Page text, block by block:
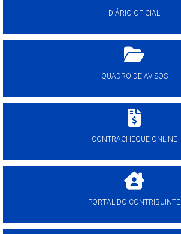
DIÁRIO OFICIAL
QUADRO DE AVISOS
CONTRACHEQUE ONLINE
PORTAL DO CONTRIBUINTE